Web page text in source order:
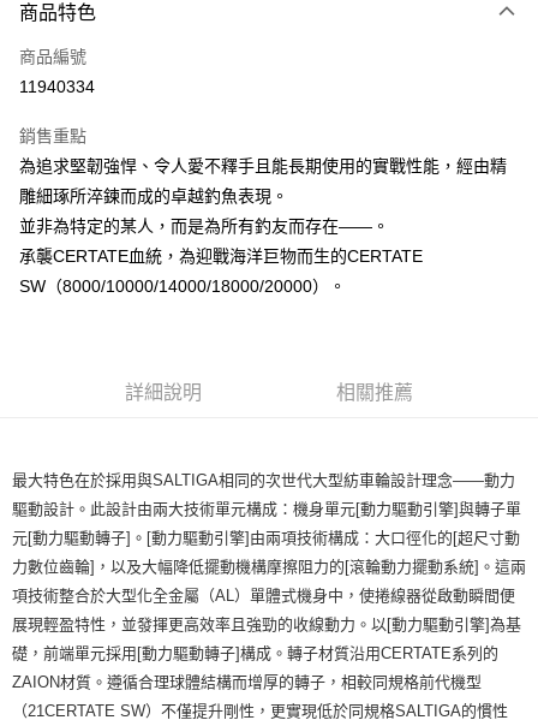
台灣樂天信用卡公司
【大哥付你分期使用說明】
2.付款方式選擇「大哥付你分期」，訂單成立後會自動跳轉到大哥付的交易
流程，驗證手機門號後，選擇欲分期的期數、繳款截止日，確認付款後即完
4.訂單成立30分鐘內，如未前往確認交易或遇審核未通過，訂單將自動取
消。如遇「轉專審核」未通過狀況，表示未達大哥付你分期系統評分，恕無
法說明評估內容。
【繳款方式說明】
1.分期款項不併入電信帳單，「大哥付你分期」於每月結算日後寄送繳費提
醒簡訊。
帳／街口支付／iPASS MONEY」等通路繳費。
用戶於交易時，得透過本服務購買商品或服務，並由商店將買賣／分期付款
買賣價金債權讓與本公司後，依約使用本公司帳單繳交帳款。
3.完整用戶服務條款，請詳閱以下連結：https://oppay.tw/userRule
相關說明
【關於「AFTEE先享後付」】
便利好安心！
２．便利：只要手機號碼，簡訊認證，即可結帳。
３．安心：先確認商品／服務後，再付款。
【「AFTEE先享後付」結帳流程】
１．於結帳方式選擇「AFTEE先享後付」後，將跳轉至「AFTEE先享後付」
結帳頁面，進行簡訊認證並確認金額後，即可完成結帳。
購買商品的店家。未經商家同意取消之訂單仍視為有效，需透過AFTEE先享
客戶支援中心」https://netprotections.freshdesk.com/support/home
【注意事項】
１．透過由恩沛科技股份有限公司提供之「AFTEE先享後付」服務完成之交
易，需依本服務之必要範圍內提供個人資料，並將交易相關給付款項請求債
權轉讓予恩沛科技股份有限公司。
２．關於個人資料處理事宜，請瀏覽以下網址：
https://aftee.tw/terms/#terms3
３．未成年的使用者請事先徵得法定代理人或監護人之同意方可使用
「AFTEE先享後付」，若未經同意申辦者引起之損失，本公司不負相關責
任。
４．使用「AFTEE先享後付」時，將依據個別帳號之用戶狀況，依本公司即
貨到付款
運送方式
全家取貨付款
每筆NT$60，滿NT$1,200(含以上)免運費
付款後7-11取貨
每筆NT$60，滿NT$1,200(含以上)免運費
一般宅配（門市自取請勿下單，請聯繫客服）
每筆NT$100，滿NT$2,000(含以上)免運費
離島一般宅配
每筆NT$200，滿NT$2,000(含以上)免運費
貨到付款（門市自取請勿下單，請聯繫客服）
商品特色
商品編號
11940334
銷售重點
為追求堅韌強悍、令人愛不釋手且能長期使用的實戰性能，經由精
雕細琢所淬鍊而成的卓越釣魚表現。
並非為特定的某人，而是為所有釣友而存在——。
承襲CERTATE血統，為迎戰海洋巨物而生的CERTATE
SW（8000/10000/14000/18000/20000）。
詳細說明 相關推薦
最大特色在於採用與SALTIGA相同的次世代大型紡車輪設計理念——動力
驅動設計。此設計由兩大技術單元構成：機身單元[動力驅動引擎]與轉子單
元[動力驅動轉子]。[動力驅動引擎]由兩項技術構成：大口徑化的[超尺寸動
力數位齒輪]，以及大幅降低擺動機構摩擦阻力的[滾輪動力擺動系統]。這兩
項技術整合於大型化全金屬（AL）單體式機身中，使捲線器從啟動瞬間便
展現輕盈特性，並發揮更高效率且強勁的收線動力。以[動力驅動引擎]為基
礎，前端單元採用[動力驅動轉子]構成。轉子材質沿用CERTATE系列的
ZAION材質。遵循合理球體結構而增厚的轉子，相較同規格前代機型
（21CERTATE SW）不僅提升剛性，更實現低於同規格SALTIGA的慣性